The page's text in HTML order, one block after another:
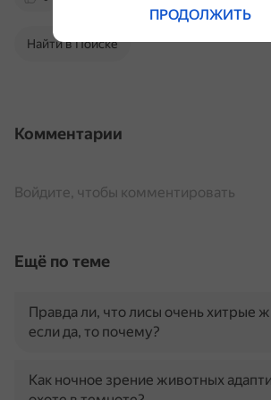
Найти в Поиске
Комментарии
Войдите, чтобы комментировать
Ещё по теме
Правда ли, что лисы очень хитрые
если да, то почему?
Как ночное зрение животных
ПРОДОЛЖИТЬ